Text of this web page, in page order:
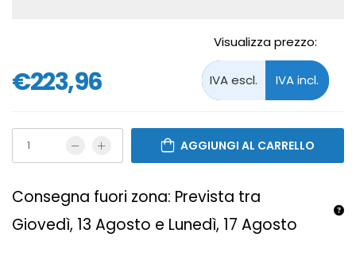
€223,96
Visualizza prezzo:
AGGIUNGI AL CARRELLO
Consegna fuori zona: Prevista tra
Giovedì, 13 Agosto e Lunedì, 17 Agosto